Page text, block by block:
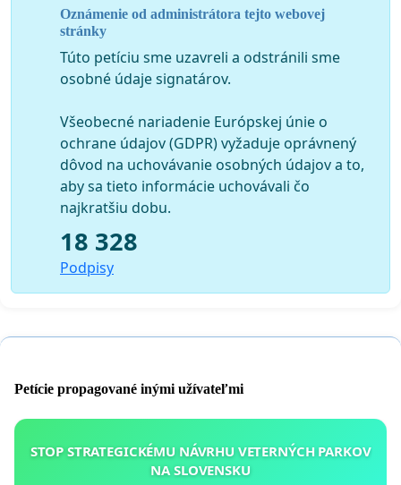
Oznámenie od administrátora tejto webovej
stránky
Túto petíciu sme uzavreli a odstránili sme
osobné údaje signatárov.
Všeobecné nariadenie Európskej únie o
ochrane údajov (GDPR) vyžaduje oprávnený
dôvod na uchovávanie osobných údajov a to,
aby sa tieto informácie uchovávali čo
najkratšiu dobu.
18 328
Podpisy
Petície propagované inými užívateľmi
STOP STRATEGICKÉMU NÁVRHU VETERNÝCH PARKOV
NA SLOVENSKU